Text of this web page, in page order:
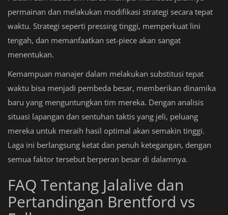
permainan dan melakukan modifikasi strategi secara tepat
waktu. Strategi seperti pressing tinggi, memperkuat lini
tengah, dan memanfaatkan set-piece akan sangat
menentukan.
Kemampuan manajer dalam melakukan substitusi tepat
waktu bisa menjadi pembeda besar, memberikan dinamika
baru yang menguntungkan tim mereka. Dengan analisis
situasi lapangan dan sentuhan taktis yang jeli, peluang
mereka untuk meraih hasil optimal akan semakin tinggi.
Laga ini berlangsung ketat dan penuh ketegangan, dengan
semua faktor tersebut berperan besar di dalamnya.
FAQ Tentang Jalalive dan
Pertandingan Brentford vs